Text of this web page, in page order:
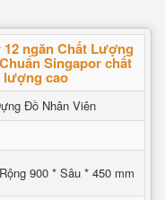
12 ngăn Chất Lượng
Singapor chất
lượng cao
Đồ Nhân Viên
900 * Sâu * 450 mm